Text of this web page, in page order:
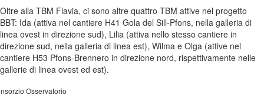
Oltre alla TBM Flavia, ci sono altre quattro TBM attive nel progetto
BBT: Ida (attiva nel cantiere H41 Gola del Sill-Pfons, nella galleria di
linea ovest in direzione sud), Lilia (attiva nello stesso cantiere in
direzione sud, nella galleria di linea est), Wilma e Olga (attive nel
cantiere H53 Pfons-Brennero in direzione nord, rispettivamente nelle
gallerie di linea ovest ed est).
Osservatorio